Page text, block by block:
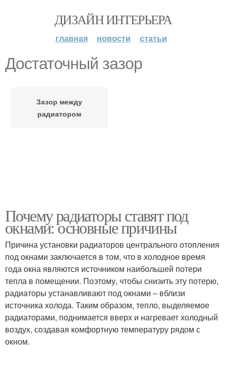
ДИЗАЙН ИНТЕРЬЕРА
главная новости статьи
Достаточный зазор
Зазор между
радиатором
Почему радиаторы ставят под
окнами: основные причины
Причина установки радиаторов центрального отопления
под окнами заключается в том, что в холодное время
года окна являются источником наибольшей потери
тепла в помещении. Поэтому, чтобы снизить эту потерю,
радиаторы устанавливают под окнами – вблизи
источника холода. Таким образом, тепло, выделяемое
радиаторами, поднимается вверх и нагревает холодный
воздух, создавая комфортную температуру рядом с
окном.